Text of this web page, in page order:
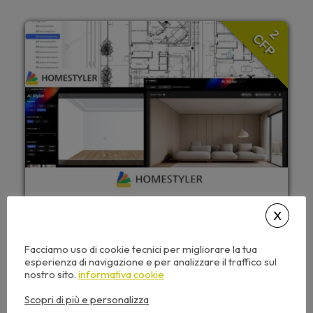
2
CFP
NON PRENOTABILE
Questo seminario include:
Facciamo uso di cookie tecnici per migliorare la tua
esperienza di navigazione e per analizzare il traffico sul
nostro sito. informativa cookie
Scopri di più e personalizza